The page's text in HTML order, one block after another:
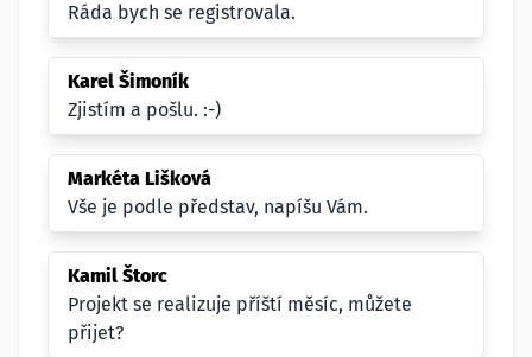
Ráda bych se registrovala.
Karel Šimoník
Zjistím a pošlu. :-)
Markéta Lišková
Vše je podle představ, napíšu Vám.
Kamil Štorc
Projekt se realizuje příští měsíc, můžete
přijet?